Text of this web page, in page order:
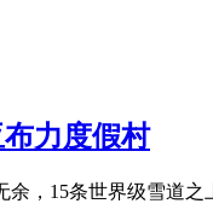
力度假村
，15条世界级雪道